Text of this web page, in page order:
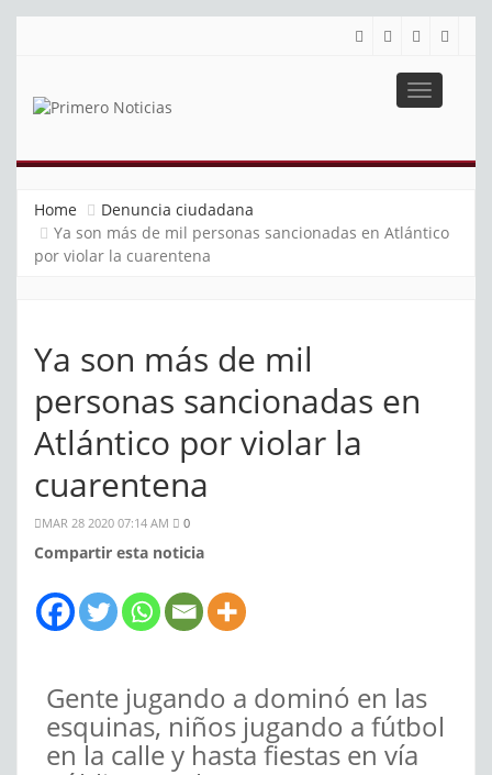
Toggle
Home
Denuncia ciudadana
Ya son más de mil personas sancionadas en Atlántico
por violar la cuarentena
Ya son más de mil
personas sancionadas en
Atlántico por violar la
cuarentena
MAR 28 2020 07:14 AM 0
Compartir esta noticia
Gente jugando a dominó en las
esquinas, niños jugando a fútbol
en la calle y hasta fiestas en vía